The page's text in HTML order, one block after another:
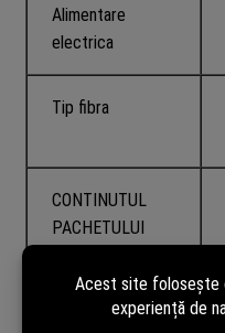
Alimentare
electrica
Tip fibra
CONTINUTUL
PACHETULUI